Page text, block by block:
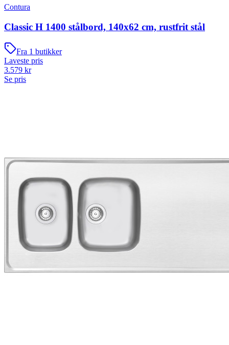
Contura
Classic H 1400 stålbord, 140x62 cm, rustfrit stål
Fra 1 butikker
Laveste pris
3.579 kr
Se pris